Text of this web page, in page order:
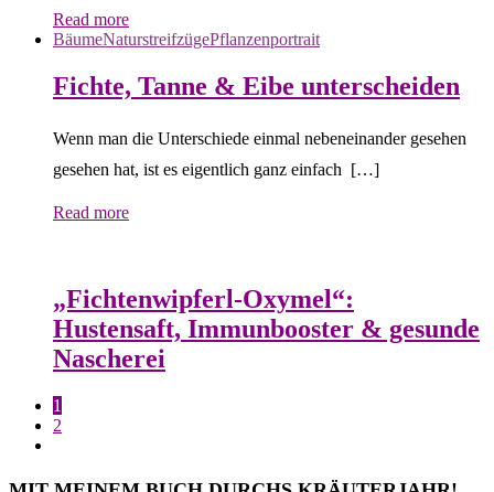
Read more
BäumeNaturstreifzügePflanzenportrait
Fichte, Tanne & Eibe unterscheiden
Wenn man die Unterschiede einmal nebeneinander gesehen
gesehen hat, ist es eigentlich ganz einfach […]
Read more
„Fichtenwipferl-Oxymel“:
Hustensaft, Immunbooster & gesunde
Nascherei
1
2